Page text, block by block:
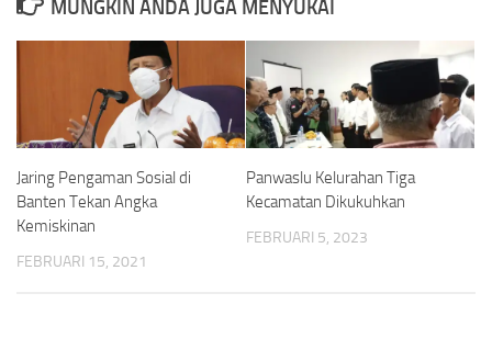
MUNGKIN ANDA JUGA MENYUKAI
Jaring Pengaman Sosial di
Banten Tekan Angka
Kemiskinan
FEBRUARI 15, 2021
Panwaslu Kelurahan Tiga
Kecamatan Dikukuhkan
FEBRUARI 5, 2023